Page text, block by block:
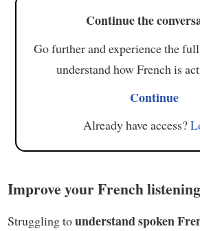
Continue the
Go further and experience the
understand how French is
Continue
Already have access?
Improve your French
Struggling tounderstand spoken